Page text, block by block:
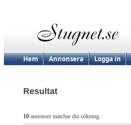
Hem Annonsera Logga in
Resultat
10 annonser matchar din sökning.